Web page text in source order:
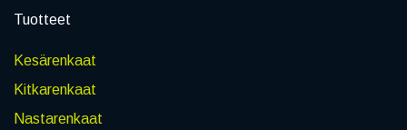
Tuotteet
Kesärenkaat
Kitkarenkaat
Nastarenkaat